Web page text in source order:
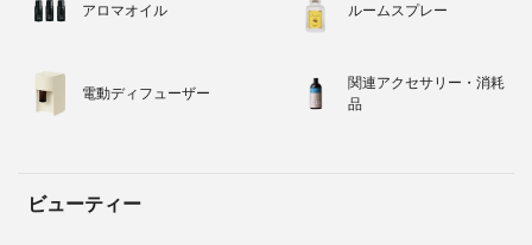
アロマオイル ルームスプレー
電動ディフューザー
関連アクセサリー・消耗
品
ビューティー